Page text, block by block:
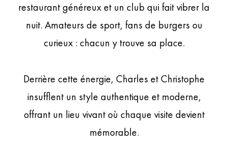
restaurant généreux et un club qui fait vibrer la
nuit. Amateurs de sport, fans de burgers ou
curieux : chacun y trouve sa place.
Derrière cette énergie, Charles et Christophe
insufflent un style authentique et moderne,
offrant un lieu vivant où chaque visite devient
mémorable.